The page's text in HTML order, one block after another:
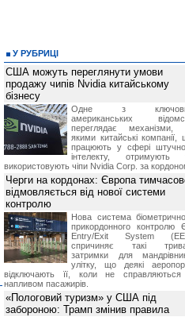
У РУБРИЦІ
США можуть переглянути умови
продажу чипів Nvidia китайському
бізнесу
Одне з
американських
переглядає механізми,
якими китайські компанії,
працюють у сфері
інтелекту, отримують
використовують чіпи Nvidia Corp. за
Черги на кордонах: Європа
відмовляється від нової системи
контролю
Нова система
прикордонного контролю
Entry/Exit System
спричиняє такі
затримки для
улітку, що деякі
відключають її, коли не
напливом пасажирів.
«Пологовий туризм» у США під
забороною: Трамп змінив правила